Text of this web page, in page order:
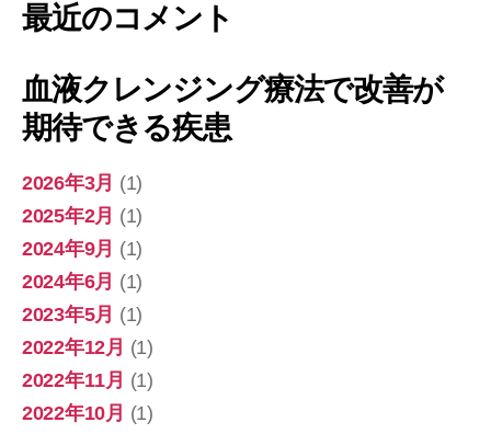
最近のコメント
血液クレンジング療法で改善が
期待できる疾患
2026年3月 (1)
2025年2月 (1)
2024年9月 (1)
2024年6月 (1)
2023年5月 (1)
2022年12月 (1)
2022年11月 (1)
2022年10月 (1)